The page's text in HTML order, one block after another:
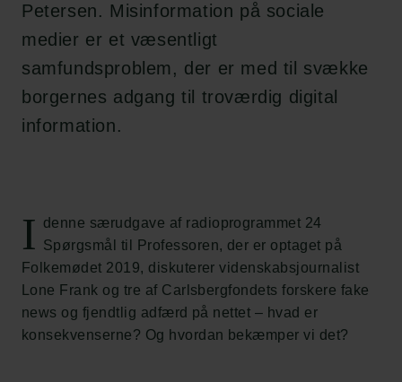
Petersen. Misinformation på sociale
medier er et væsentligt
samfundsproblem, der er med til svække
borgernes adgang til troværdig digital
information.
I
denne særudgave af radioprogrammet 24
Spørgsmål til Professoren, der er optaget på
Folkemødet 2019, diskuterer videnskabsjournalist
Lone Frank og tre af Carlsbergfondets forskere fake
news og fjendtlig adfærd på nettet – hvad er
konsekvenserne? Og hvordan bekæmper vi det?